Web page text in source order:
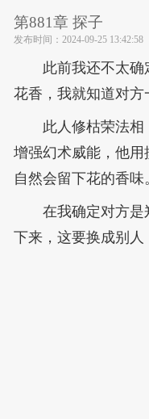
第881章 探子
发布时间： 2024-09-25 13:42:58
此前我还不太
花香，我就知道对方
此人修枯荣法
增强幻术威能，他
自然会留下花的香味
在我确定对方是
下来，这要换成别人